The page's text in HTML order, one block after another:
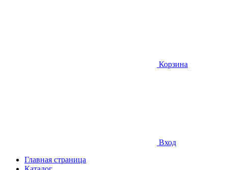
Корзина
Вход
Главная страница